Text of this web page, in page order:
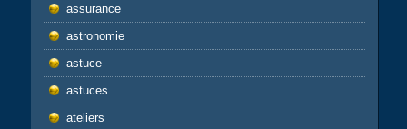
assurance
astronomie
astuce
astuces
ateliers